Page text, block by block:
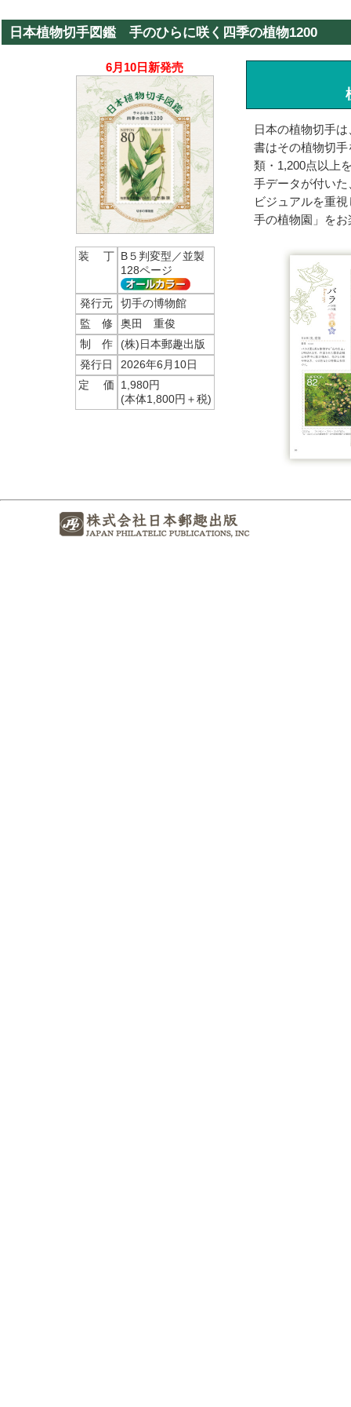
日本植物切手図鑑 手のひらに咲く四季の植物1200
6月10日新発売
装 丁 B５判変型／並製
128ページ
発行元
切手の博物館
監 修
奥田 重俊
制 作
(株)日本郵趣出版
発行日
2026年6月10日
定 価
1,980円
(本体1,800円＋税)
日本の植物切手
書はその植物切
類・1,200点以上
手データが付い
ビジュアルを重
手の植物園」を